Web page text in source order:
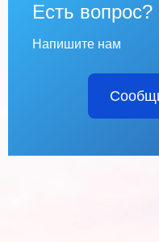
Есть вопрос?
Напишите нам